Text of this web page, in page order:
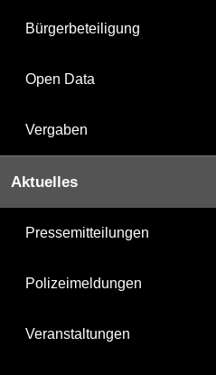
Bürgerbeteiligung
Open Data
Vergaben
Aktuelles
Pressemitteilungen
Polizeimeldungen
Veranstaltungen